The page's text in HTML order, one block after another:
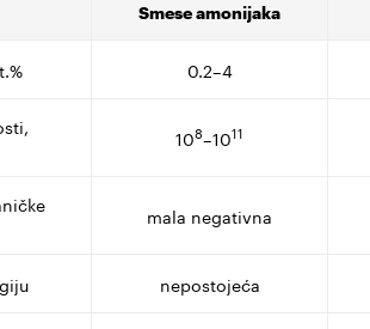
Smese amonijaka
0.2–4
108–1011
mala negativna
nepostojeća